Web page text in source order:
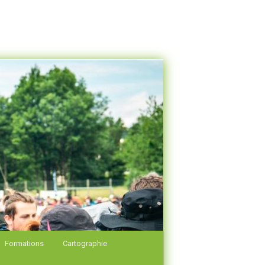
Formations Cartographie